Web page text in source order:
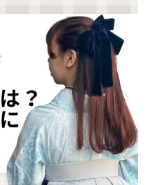
YUKATA
浴衣